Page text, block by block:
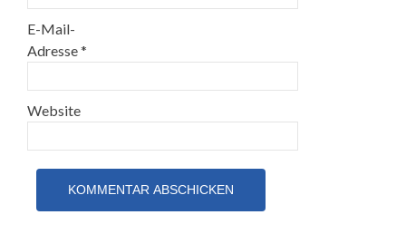
E-Mail-
Adresse*
Website